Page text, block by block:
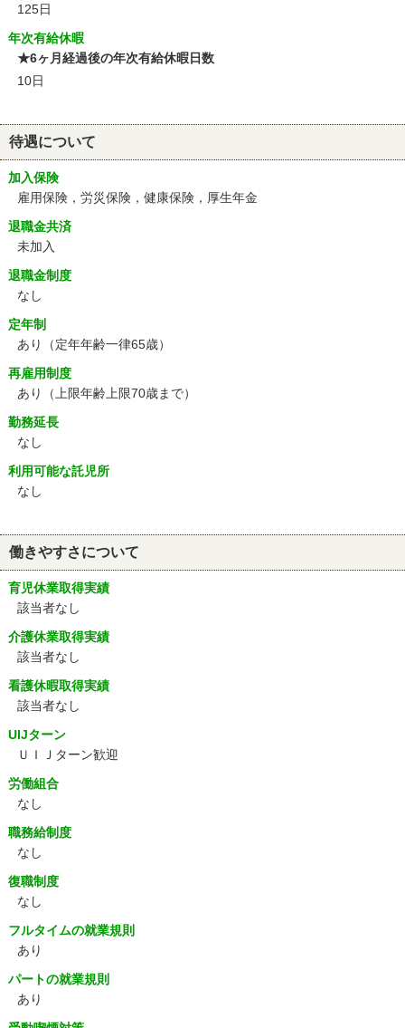
125日
年次有給休暇
★6ヶ月経過後の年次有給休暇日数
10日
待遇について
加入保険
雇用保険，労災保険，健康保険，厚生年金
退職金共済
未加入
退職金制度
なし
定年制
あり
（定年年齢一律65歳）
再雇用制度
あり
（上限年齢上限70歳まで）
勤務延長
なし
利用可能な託児所
なし
働きやすさについて
育児休業取得実績
該当者なし
介護休業取得実績
該当者なし
看護休暇取得実績
該当者なし
UIJターン
ＵＩＪターン歓迎
労働組合
なし
職務給制度
なし
復職制度
なし
フルタイムの就業規則
あり
パートの就業規則
あり